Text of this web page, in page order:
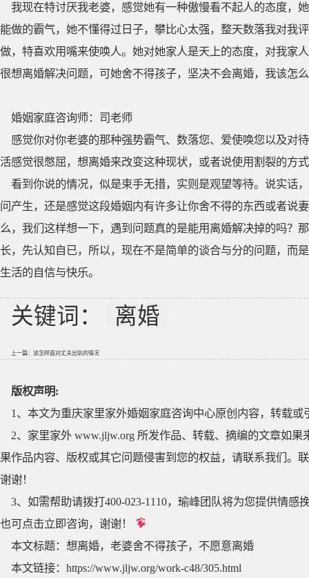
我现在特讨厌我老婆，感觉她有一种傲慢看不起人的态度，
能做的霸气，她不懂得过日子，攀比心太强，整天数落我对我
做，特喜欢用嘴来使唤人。她对她家人是天上的态度，对我家
很想离婚解决问题，可她舍不得孩子，坚决不会离婚，我该怎
婚姻家庭咨询师：司老师
感觉你对你老婆的那种强势霸气、数落您、爱使唤您以及对
活感觉很憋屈，想离婚来改变这种现状，或者说使用割裂的方
看到你说的情况，似是束手无措，实则是观望等待。说实话
问产生，还是感觉这段婚姻内有许多让你舍不得的东西或者说
么，我们这样想一下，遇到问题真的是能用离婚解决掉的吗？
长，先认知自已，所以，现在不是简单的谈合与分的问题，而
生活的自信与快乐。
关键词： 离婚
上一篇： 该怎样面对丈夫出轨的情况
版权声明:
1、本文为重庆家里家外婚姻家庭咨询中心原创内容，转载
2、家里家外 www.jljw.org 所发作品、转载、摘编的文章如
果作品内容、版权或其它问题侵害到您的权益，请联系我们。
谢谢！
3、如需帮助请拨打400-023-1110，瑜峰团队将为您提供情
也可点击立即咨询，谢谢！
本文标题： 想离婚，老婆舍不得孩子，不愿意离婚
本文链接： https://www.jljw.org/work-c48/305.html